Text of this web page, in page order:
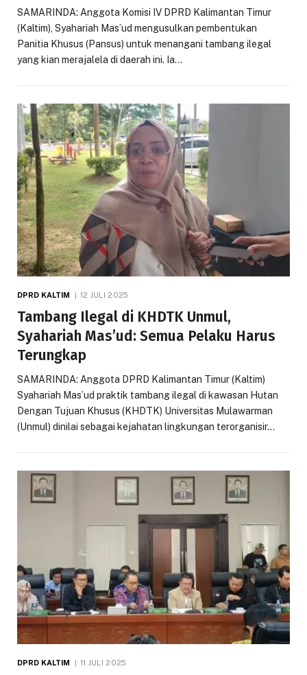
SAMARINDA: Anggota Komisi IV DPRD Kalimantan Timur
(Kaltim), Syahariah Mas’ud mengusulkan pembentukan
Panitia Khusus (Pansus) untuk menangani tambang ilegal
yang kian merajalela di daerah ini. Ia…
DPRD KALTIM 12 JULI 2025
Tambang Ilegal di KHDTK Unmul,
Syahariah Mas’ud: Semua Pelaku Harus
Terungkap
SAMARINDA: Anggota DPRD Kalimantan Timur (Kaltim)
Syahariah Mas’ud praktik tambang ilegal di kawasan Hutan
Dengan Tujuan Khusus (KHDTK) Universitas Mulawarman
(Unmul) dinilai sebagai kejahatan lingkungan terorganisir…
DPRD KALTIM 11 JULI 2025